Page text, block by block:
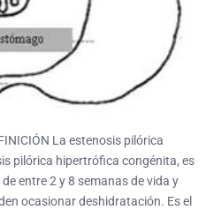
La estenosis pilórica
pilórica hipertrófica congénita, es
entre 2 y 8 semanas de vida y
ocasionar deshidratación. Es el